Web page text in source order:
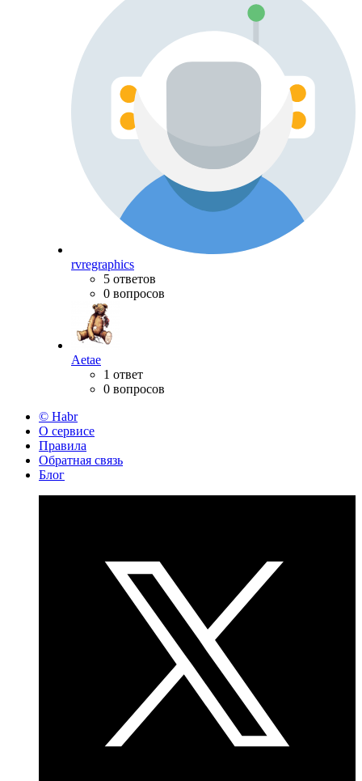
rvregraphics
5 ответов
0 вопросов
Aetae
1 ответ
0 вопросов
© Habr
О сервисе
Правила
Обратная связь
Блог